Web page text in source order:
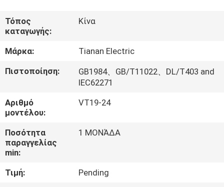
VR
ΠΕΡΊΠΟΥ
ΕΜΕΊΣ
ΓΎΡΟΣ
ΕΡΓΟΣΤΑΣΊΩΝ
ΠΟΙΟΤΙΚΌΣ
ΈΛΕΓΧΟΣ
Τόπος
καταγωγής:
Κίνα
Μάρκα:
Tianan Electric
Πιστοποίηση:
GB1984、GB/T11022、DL/T403 and
IEC62271
Αριθμό
μοντέλου:
VT19-24
Ποσότητα
παραγγελίας
min:
1 ΜΟΝΆΔΑ
Τιμή:
Pending